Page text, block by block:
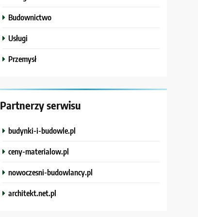
Budownictwo
Usługi
Przemysł
Partnerzy serwisu
budynki-i-budowle.pl
ceny-materialow.pl
nowoczesni-budowlancy.pl
architekt.net.pl